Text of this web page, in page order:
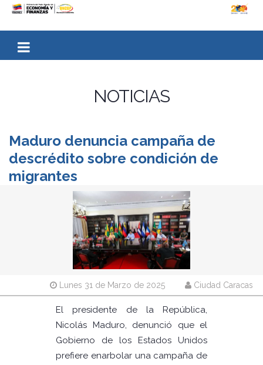
NOTICIAS
Maduro denuncia campaña de
descrédito sobre condición de
migrantes
Lunes 31 de Marzo de 2025 Ciudad Caracas
El presidente de la República,
Nicolás Maduro, denunció que el
Gobierno de los Estados Unidos
prefiere enarbolar una campaña de